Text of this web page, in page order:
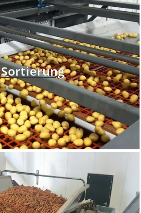
Sortierung